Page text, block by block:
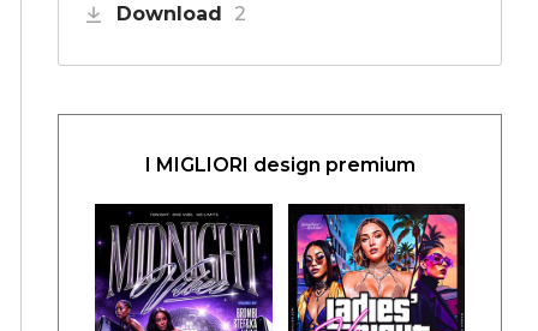
Download 2
I MIGLIORI design premium